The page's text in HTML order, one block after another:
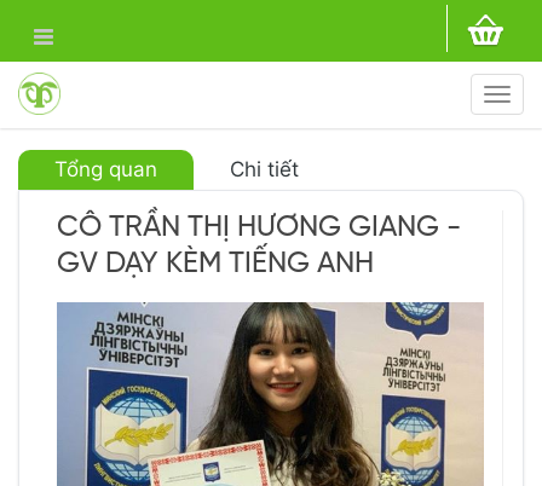
Tổng quan
Chi tiết
CÔ TRẦN THỊ HƯƠNG GIANG -
GV DẠY KÈM TIẾNG ANH